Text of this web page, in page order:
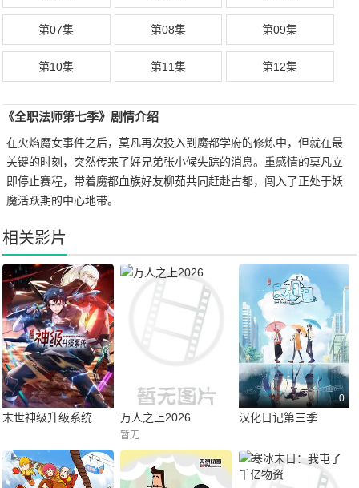
第07集 第08集 第09集
第10集 第11集 第12集
《全职法师第七季》剧情介绍
在火焰魔女事件之后，莫凡再次投入到魔都学府的修炼中，但就在最
关键的时刻，突然传来了好兄弟张小候失踪的消息。重感情的莫凡立
即停止赛程，带着魔都血族好友柳茹共同赶赴古都，闯入了正处于妖
魔活跃期的中心地带。
相关影片
末世神级升级系统 万人之上2026
暂无
0
汉化日记第三季